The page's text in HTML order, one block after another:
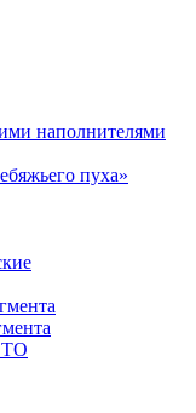
наполнителями
пуха»